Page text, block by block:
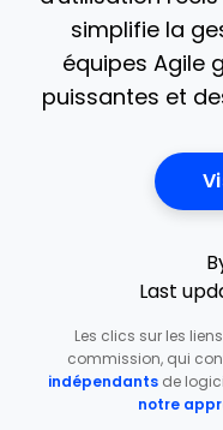
simplifie la
équipes Agile
puissantes et
Last
Les clics sur les
commission, qui
indépendants de
notre